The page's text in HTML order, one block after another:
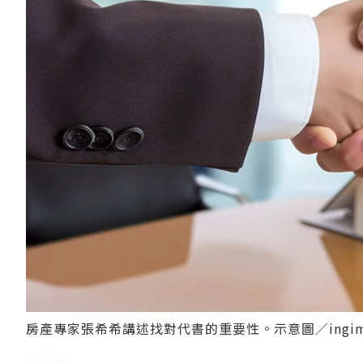
房產專家張希希講述找對代書的重要性。示意圖／